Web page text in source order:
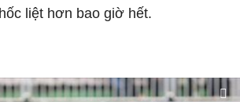
liệt hơn bao giờ hết.